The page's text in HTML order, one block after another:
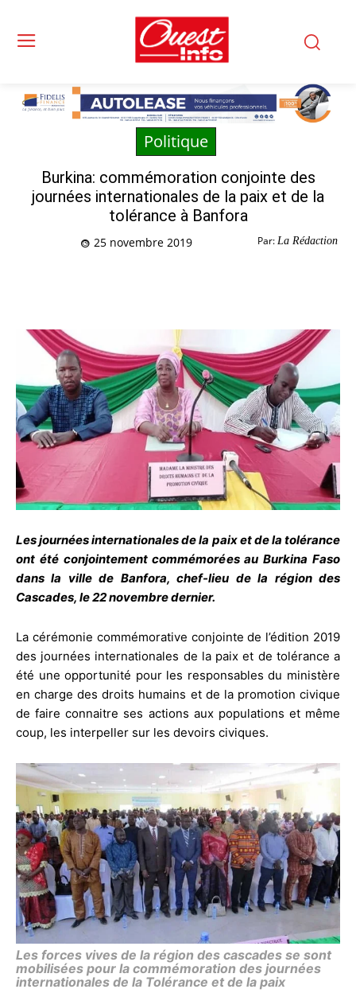
Politique
Burkina: commémoration conjointe des
journées internationales de la paix et de la
tolérance à Banfora
Par: La Rédaction
25 novembre 2019
Les journées internationales de la paix et de la tolérance
ont été conjointement commémorées au Burkina Faso
dans la ville de Banfora, chef-lieu de la région des
Cascades, le 22 novembre dernier.
La cérémonie commémorative conjointe de l’édition 2019
des journées internationales de la paix et de tolérance a
été une opportunité pour les responsables du ministère
en charge des droits humains et de la promotion civique
de faire connaitre ses actions aux populations et même
coup, les interpeller sur les devoirs civiques.
Les forces vives de la région des cascades se sont
mobilisées pour la commémoration des journées
internationales de la Tolérance et de la paix